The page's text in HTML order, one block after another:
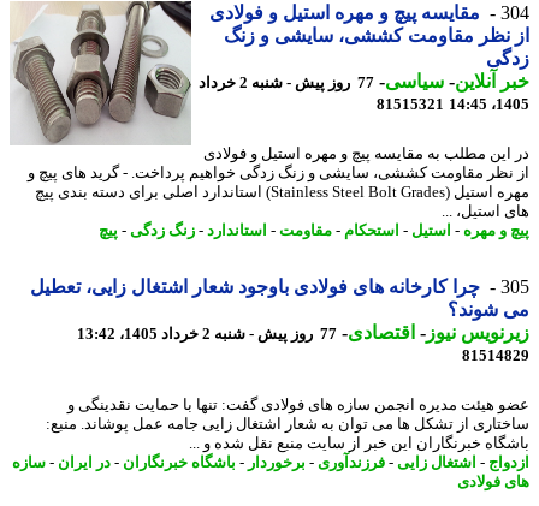
مقایسه پیچ و مهره استیل و فولادی
نظر مقاومت کششی، سایشی و زنگ
آنلاین-سیاسی-
77 روز پیش - شنبه 2 خرداد
81515321
مطلب به مقایسه پیچ و مهره استیل و فولادی
مقاومت کششی، سایشی و زنگ زدگی خواهیم پرداخت. - گرید های پیچ و
مهره استیل (Stainless Steel Bolt Grades) استاندارد اصلی برای دسته بندی پیچ
استیل، ...
و مهره-استیل-استحکام-مقاومت-استاندارد- زنگ زدگی -پیچ
چرا کارخانه های فولادی باوجود شعار اشتغال زایی، تعطیل
شوند؟
نیوز-اقتصادی-77 روز پیش - شنبه 2 خرداد 1405، 13:42
هیئت مدیره انجمن سازه های فولادی گفت: تنها با حمایت نقدینگی و
از تشکل ها می توان به شعار اشتغال زایی جامه عمل پوشاند. منبع:
خبرنگاران این خبر از سایت منبع نقل شده و ...
-اشتغال زایی- فرزندآوری - برخوردار-باشگاه خبرنگاران- در ایران -
سازه
فولادی